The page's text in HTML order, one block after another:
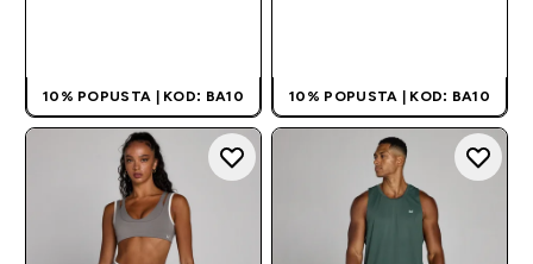
10% POPUSTA | KOD: BA10 10% POPUSTA | KOD: BA10